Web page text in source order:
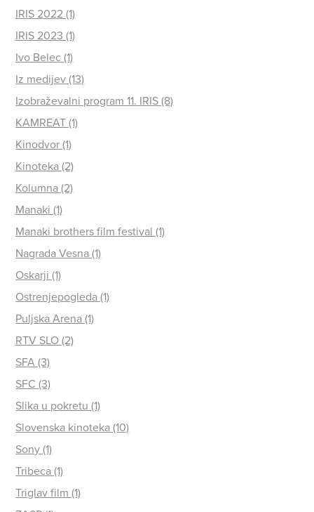
IRIS 2022 (1)
IRIS 2023 (1)
Ivo Belec (1)
Iz medijev (13)
Izobraževalni program 11. IRIS (8)
KAMREAT (1)
Kinodvor (1)
Kinoteka (2)
Kolumna (2)
Manaki (1)
Manaki brothers film festival (1)
Nagrada Vesna (1)
Oskarji (1)
Ostrenjepogleda (1)
Puljska Arena (1)
RTV SLO (2)
SFA (3)
SFC (3)
Slika u pokretu (1)
Slovenska kinoteka (10)
Sony (1)
Tribeca (1)
Triglav film (1)